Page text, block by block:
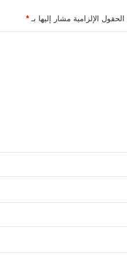
الحقول الإلزامية مشار إليها بـ *